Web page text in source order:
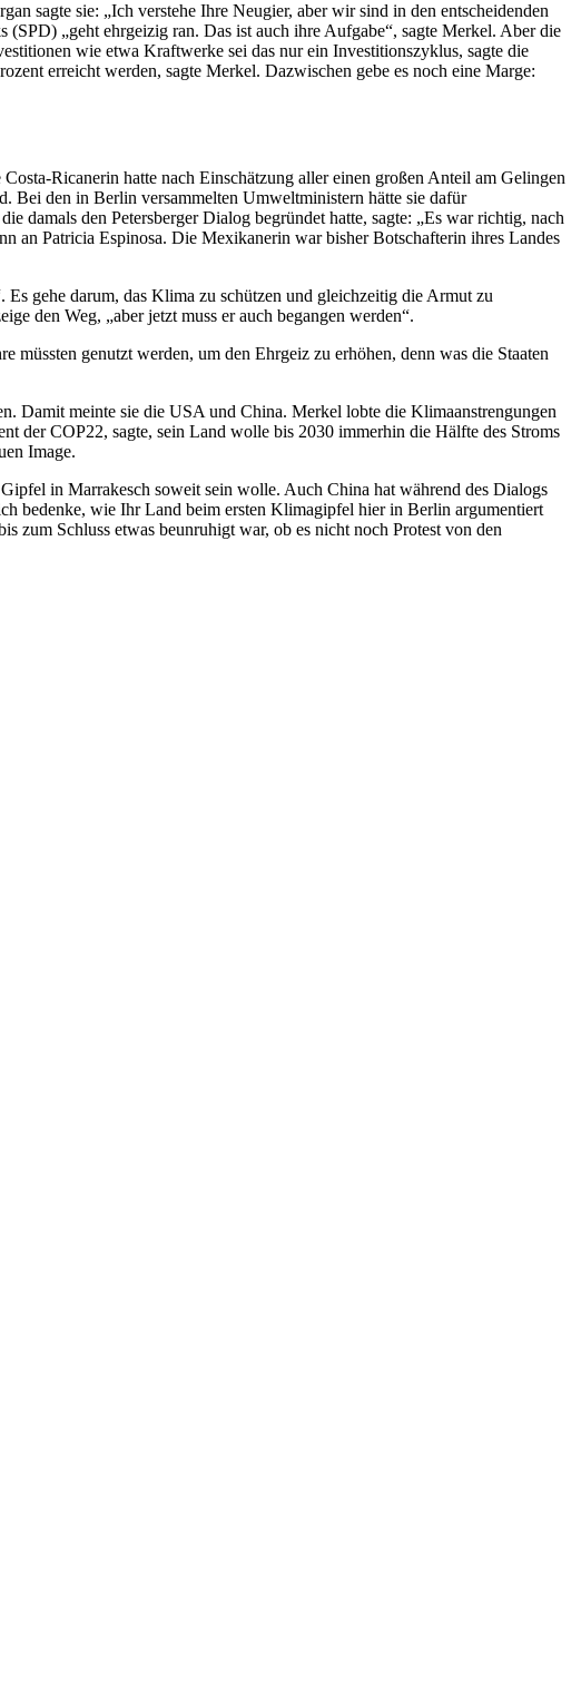
sagte sie: „Ich verstehe Ihre Neugier, aber wir sind in den entscheidenden
„geht ehrgeizig ran. Das ist auch ihre Aufgabe“, sagte Merkel. Aber die
wie etwa Kraftwerke sei das nur ein Investitionszyklus, sagte die
erreicht werden, sagte Merkel. Dazwischen gebe es noch eine Marge:
Ricanerin hatte nach Einschätzung aller einen großen Anteil am Gelingen
Bei den in Berlin versammelten Umweltministern hätte sie dafür
damals den Petersberger Dialog begründet hatte, sagte: „Es war richtig, nach
an Patricia Espinosa. Die Mexikanerin war bisher Botschafterin ihres Landes
gehe darum, das Klima zu schützen und gleichzeitig die Armut zu
den Weg, „aber jetzt muss er auch begangen werden“.
genutzt werden, um den Ehrgeiz zu erhöhen, denn was die Staaten
Damit meinte sie die USA und China. Merkel lobte die Klimaanstrengungen
der COP22, sagte, sein Land wolle bis 2030 immerhin die Hälfte des Stroms
Image.
in Marrakesch soweit sein wolle. Auch China hat während des Dialogs
bedenke, wie Ihr Land beim ersten Klimagipfel hier in Berlin argumentiert
zum Schluss etwas beunruhigt war, ob es nicht noch Protest von den